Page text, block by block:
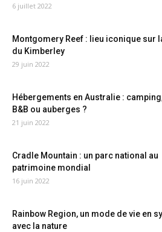
6 juillet 2022
Montgomery Reef : lieu iconique sur
du Kimberley
29 juin 2022
Hébergements en Australie :
B&B ou auberges ?
21 juin 2022
Cradle Mountain : un parc national au
patrimoine mondial
16 juin 2022
Rainbow Region, un mode de vie en
avec la nature